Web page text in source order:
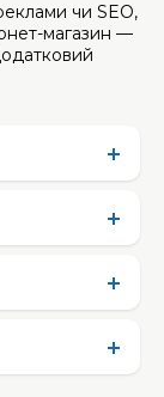
чи SEO,
магазин —